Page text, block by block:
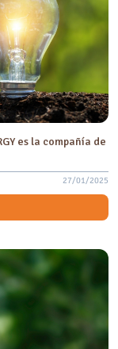
es la compañía de
27/01/2025